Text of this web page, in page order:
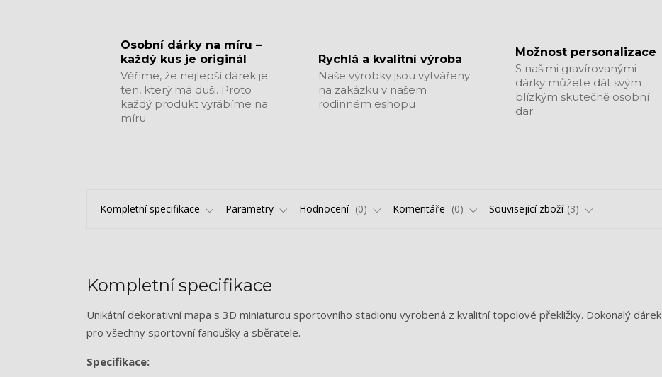
​​​​​​​Osobní dárky na míru –
každý kus je originál
Věříme, že nejlepší dárek je
ten, který má duši. Proto
každý produkt vyrábíme na
míru
Rychlá a kvalitní výroba
Naše výrobky jsou vytvářeny
na zakázku v našem
rodinném eshopu
Možnost personalizace
S našimi gravírovanými
dárky můžete dát svým
blízkým skutečně osobní
dar.
Kompletní specifikace Parametry Hodnocení 0 Komentáře 0 Související zboží 3
Kompletní specifikace
Unikátní dekorativní mapa s 3D miniaturou sportovního stadionu vyrobená z kvalitní topolové překližky. Dokonalý dárek
pro všechny sportovní fanoušky a sběratele.
Specifikace: